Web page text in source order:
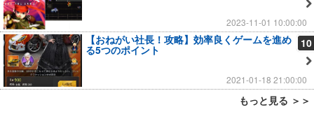
2023-11-01 10:00:00
10
【おねがい社長！攻略】効率良くゲームを進め
る5つのポイント
2021-01-18 21:00:00
もっと見る ＞＞